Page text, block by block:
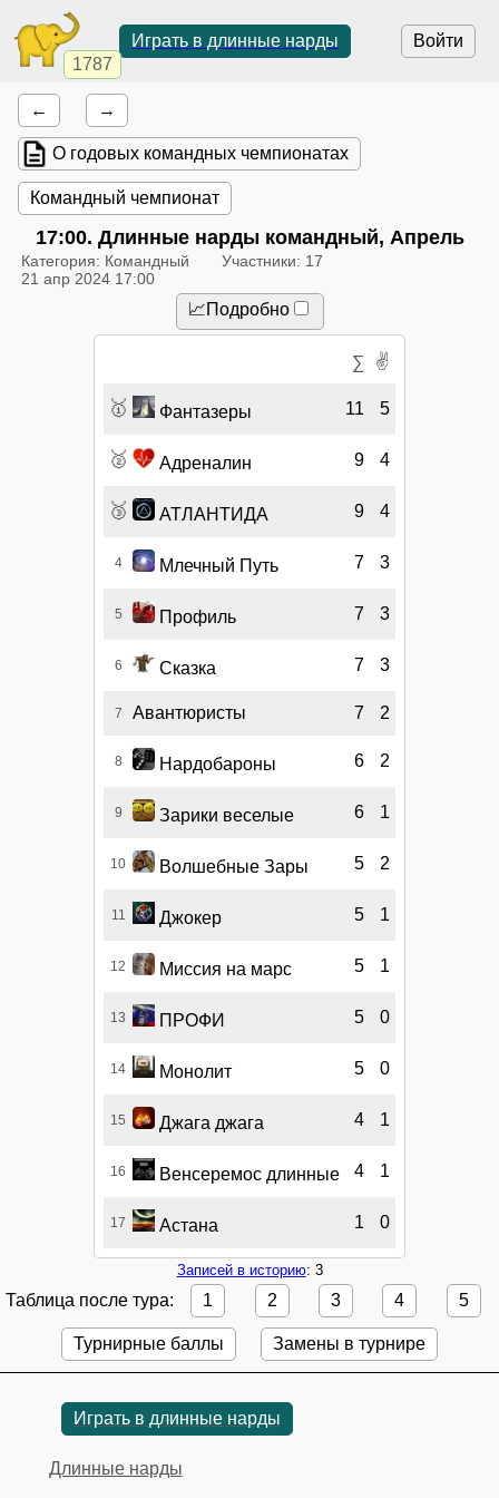
1787
Войти
Играть в длинные нарды
← →
О годовых командных чемпионатах
Командный чемпионат
17:00. Длинные нарды командный, Апрель
Категория: Командный
Участники: 17
21 апр 2024 17:00
📈Подробно
∑ ✌
🥇 Фантазеры 11 5
🥈 Адреналин 9 4
🥉 АТЛАНТИДА 9 4
4 Млечный Путь 7 3
5 Профиль 7 3
6 Сказка 7 3
7 Авантюристы 7 2
8 Нардобароны 6 2
9 Зарики веселые 6 1
10 Волшебные Зары 5 2
11 Джокер 5 1
12 Миссия на марс 5 1
13 ПРОФИ 5 0
14 Монолит 5 0
15 Джага джага 4 1
16 Венсеремос длинные 4 1
17 Астана 1 0
Записей в историю: 3
Таблица после тура: 1 2 3 4 5
Турнирные баллы Замены в турнире
Играть в длинные нарды
Длинные нарды